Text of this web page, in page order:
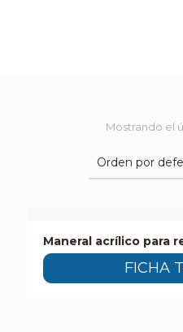
Mostrando el
Maneral acrílico para
FICHA